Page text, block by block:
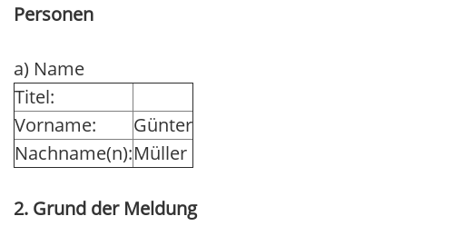
Personen
a) Name
Titel:
Vorname:
Günter
Nachname(n):Müller
2. Grund der Meldung